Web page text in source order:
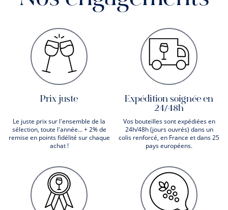
Prix juste
Le juste prix sur l'ensemble de la
sélection, toute l'année... + 2% de
remise en points fidélité sur chaque
achat !
Expédition soignée en
24/48h
Vos bouteilles sont expédiées en
24h/48h (jours ouvrés) dans un
colis renforcé, en France et dans 25
pays européens.